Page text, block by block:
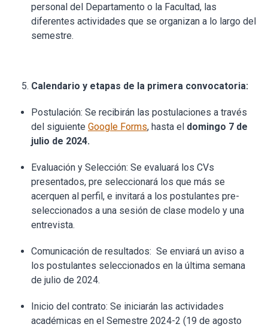
personal del Departamento o la Facultad, las
diferentes actividades que se organizan a lo largo del
semestre.
Calendario y etapas de la primera convocatoria:
Postulación: Se recibirán las postulaciones a través
del siguiente Google Forms, hasta el domingo 7 de
julio de 2024.
Evaluación y Selección: Se evaluará los CVs
presentados, pre seleccionará los que más se
acerquen al perfil, e invitará a los postulantes pre-
seleccionados a una sesión de clase modelo y una
entrevista.
Comunicación de resultados: Se enviará un aviso a
los postulantes seleccionados en la última semana
de julio de 2024.
Inicio del contrato: Se iniciarán las actividades
académicas en el Semestre 2024-2 (19 de agosto